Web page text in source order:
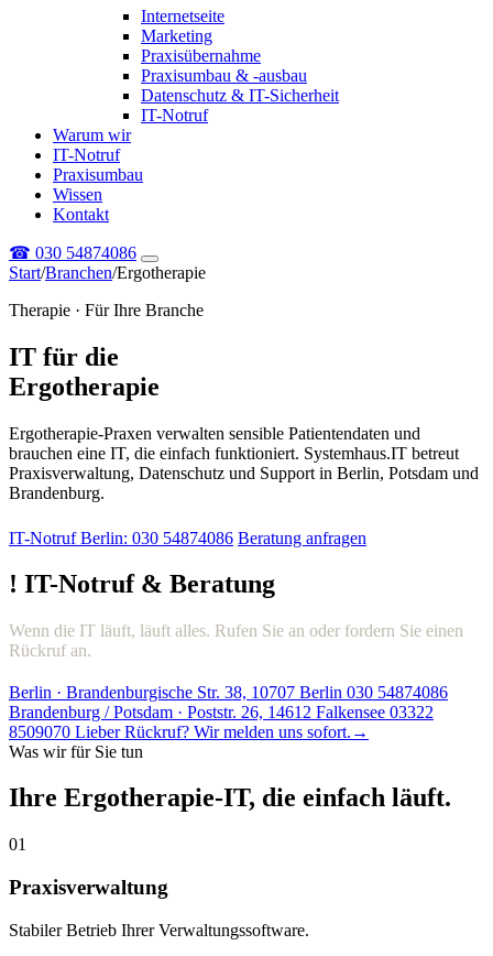
Internetseite
Marketing
Praxisübernahme
Praxisumbau & -ausbau
Datenschutz & IT-Sicherheit
IT-Notruf
Warum wir
IT-Notruf
Praxisumbau
Wissen
Kontakt
☎ 030 54874086
Start/Branchen/Ergotherapie
Therapie · Für Ihre Branche
IT für die
Ergotherapie
Ergotherapie-Praxen verwalten sensible Patientendaten und
brauchen eine IT, die einfach funktioniert. Systemhaus.IT betreut
Praxisverwaltung, Datenschutz und Support in Berlin, Potsdam und
Brandenburg.
IT-Notruf Berlin: 030 54874086 Beratung anfragen
! IT-Notruf & Beratung
Wenn die IT läuft, läuft alles. Rufen Sie an oder fordern Sie einen
Rückruf an.
Berlin · Brandenburgische Str. 38, 10707 Berlin 030 54874086
Brandenburg / Potsdam · Poststr. 26, 14612 Falkensee 03322
8509070 Lieber Rückruf? Wir melden uns sofort. →
Was wir für Sie tun
Ihre Ergotherapie-IT, die einfach läuft.
01
Praxisverwaltung
Stabiler Betrieb Ihrer Verwaltungssoftware.